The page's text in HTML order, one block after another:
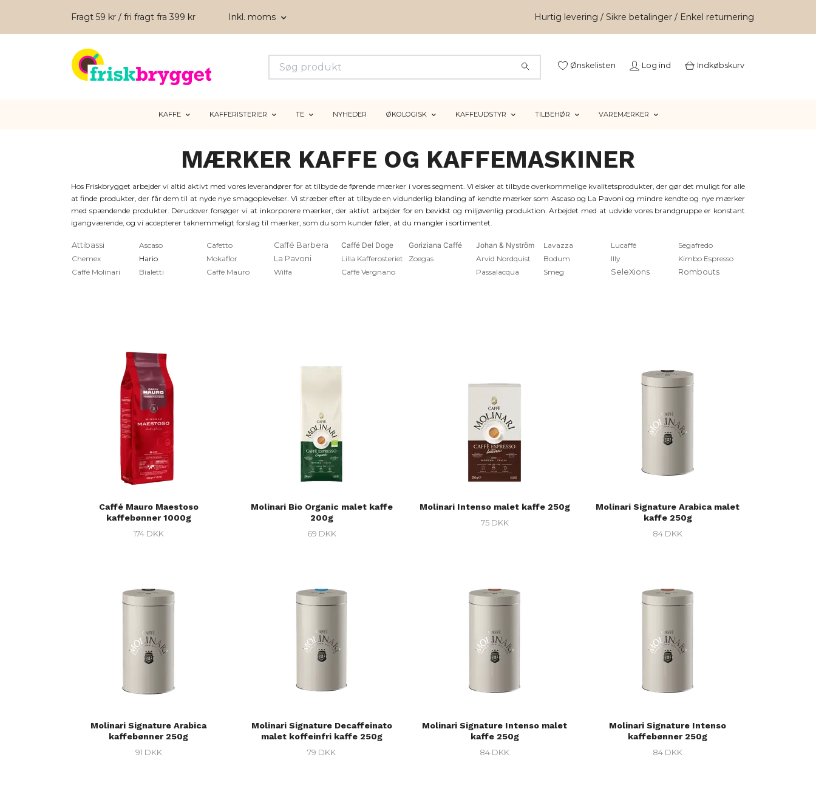
Fragt 59 kr / fri fragt fra 399 kr Inkl. moms Hurtig levering / Sikre betalinger / Enkel returnering
Ønskelisten Log ind Indkøbskurv
KAFFE KAFFERISTERIER TE NYHEDER ØKOLOGISK KAFFEUDSTYR TILBEHØR VAREMÆRKER
MÆRKER KAFFE OG KAFFEMASKINER
Hos Friskbrygget arbejder vi altid aktivt med vores leverandører for at tilbyde de førende mærker i vores segment. Vi elsker at tilbyde overkommelige kvalitetsprodukter, der gør det muligt for alle
at finde produkter, der får dem til at nyde nye smagoplevelser. Vi stræber efter at tilbyde en vidunderlig blanding af kendte mærker som Ascaso og La Pavoni og mindre kendte og nye mærker
med spændende produkter. Derudover forsøger vi at inkorporere mærker, der aktivt arbejder for en bevidst og miljøvenlig produktion. Arbejdet med at udvide vores brandgruppe er konstant
igangværende, og vi accepterer taknemmeligt forslag til mærker, som du som kunder føler, at du mangler i sortimentet.
Attibassi Ascaso Cafetto Caffé Barbera Caffé Del Doge Goriziana Caffé Johan & Nyström Lavazza Lucaffé
Segafredo
Chemex
Hario Mokaflor La Pavoni Lilla Kafferosteriet Zoegas Arvid Nordquist Bodum Illy
Kimbo Espresso
Caffé Molinari
Bialetti Caffé Mauro Wilfa Caffé Vergnano Passalacqua Smeg SeleXions Rombouts
Caffé Mauro Maestoso
kaffebønner 1000g
174 DKK
Molinari Bio Organic malet kaffe
200g
69 DKK
Molinari Intenso malet kaffe 250g
75 DKK
Molinari Signature Arabica malet
kaffe 250g
84 DKK
Molinari Signature Arabica
kaffebønner 250g
91 DKK
Molinari Signature Decaffeinato
malet koffeinfri kaffe 250g
79 DKK
Molinari Signature Intenso malet
kaffe 250g
84 DKK
Molinari Signature Intenso
kaffebønner 250g
84 DKK